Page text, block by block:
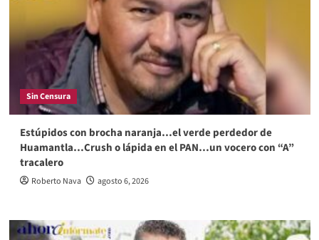
Sin Censura
Estúpidos con brocha naranja…el verde perdedor de
Huamantla…Crush o lápida en el PAN…un vocero con “A”
tracalero
Roberto Nava agosto 6, 2026